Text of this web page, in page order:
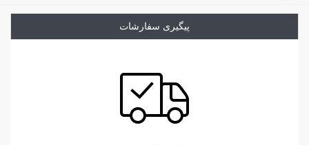
پیگیری سفارشات